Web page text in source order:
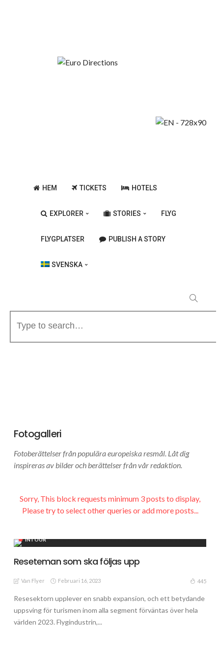
HEM TICKETS HOTELS
EXPLORER STORIES FLYG
FLYGPLATSER PUBLISH A STORY
SVENSKA
Fotogalleri
Fotoberättelser från populära europeiska resmål. Låt dig
inspireras av bilder och berättelser från vår redaktion.
Sorry, This block requests minimum 3 posts to display,
Please try to select other queries or add more posts...
INTOUR
Reseteman som ska följas upp
Van Flyer Februari 16, 2023 445
Resesektorn upplever en snabb expansion, och ett betydande
uppsving för turismen inom alla segment förväntas över hela
världen 2023. Flygindustrin,...